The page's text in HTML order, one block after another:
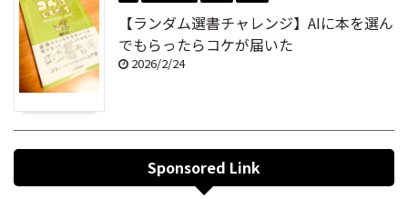
【ランダム選書チャレンジ】AIに本を選ん
でもらったらコケが届いた
2026/2/24
Sponsored Link